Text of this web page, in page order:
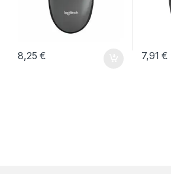
8,25€ 7,91€